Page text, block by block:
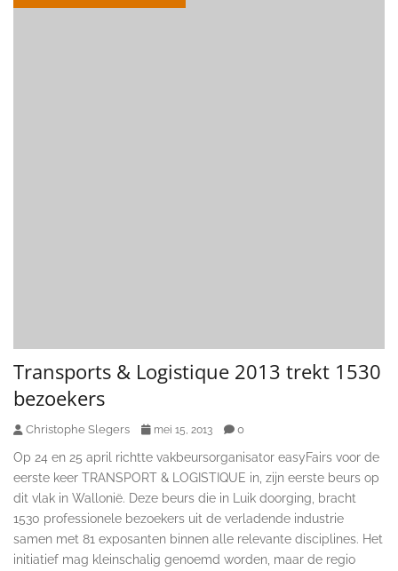
Transports & Logistique 2013 trekt 1530
bezoekers
Christophe Slegers mei 15, 2013 0
Op 24 en 25 april richtte vakbeursorganisator easyFairs voor de
eerste keer TRANSPORT & LOGISTIQUE in, zijn eerste beurs op
dit vlak in Wallonië. Deze beurs die in Luik doorging, bracht
1530 professionele bezoekers uit de verladende industrie
samen met 81 exposanten binnen alle relevante disciplines. Het
initiatief mag kleinschalig genoemd worden, maar de regio